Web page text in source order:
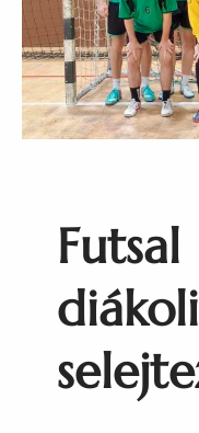
l
e
n
i
k
e
l
m
ó
n
Futsal